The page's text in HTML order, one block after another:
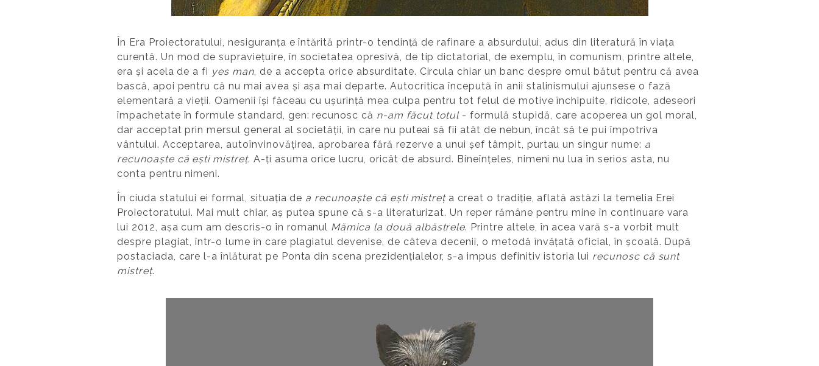
În Era Proiectoratului, nesiguranța e întărită printr-o tendință de rafinare a absurdului, adus din literatură în viața
curentă. Un mod de supraviețuire, în societatea opresivă, de tip dictatorial, de exemplu, în comunism, printre altele,
era și acela de a fi yes man, de a accepta orice absurditate. Circula chiar un banc despre omul bătut pentru că avea
bască, apoi pentru că nu mai avea și așa mai departe. Autocritica începută în anii stalinismului ajunsese o fază
elementară a vieții. Oamenii își făceau cu ușurință mea culpa pentru tot felul de motive închipuite, ridicole, adeseori
împachetate în formule standard, gen: recunosc că n-am făcut totul - formulă stupidă, care acoperea un gol moral,
dar acceptat prin mersul general al societății, în care nu puteai să fii atât de nebun, încât să te pui împotriva
vântului. Acceptarea, autoînvinovățirea, aprobarea fără rezerve a unui șef tâmpit, purtau un singur nume: a
recunoaște că ești mistreț. A-ți asuma orice lucru, oricât de absurd. Bineînțeles, nimeni nu lua în serios asta, nu
conta pentru nimeni.
În ciuda statului ei formal, situația de a recunoaște că ești mistreța creat o tradiție, aflată astăzi la temelia Erei
Proiectoratului. Mai mult chiar, aș putea spune că s-a literaturizat. Un reper rămâne pentru mine în continuare vara
lui 2012, așa cum am descris-o în romanul Mămica la două albăstrele. Printre altele, în acea vară s-a vorbit mult
despre plagiat, într-o lume în care plagiatul devenise, de câteva decenii, o metodă învățată oficial, în școală. După
postaciada, care l-a înlăturat pe Ponta din scena prezidențialelor, s-a impus definitiv istoria lui recunosc că sunt
mistreț.